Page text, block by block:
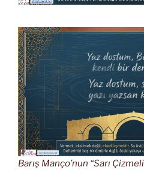
Barış Manço’nun “Sarı